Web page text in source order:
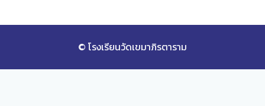
© โรงเรียนวัดเขมาภิรตาราม